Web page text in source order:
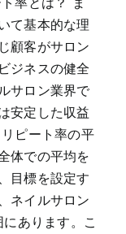
て基本的な理
顧客がサロン
ジネスの健全
サロン業界で
安定した収益
ピート率の平
体での平均を
目標を設定す
ネイルサロン
あります。こ